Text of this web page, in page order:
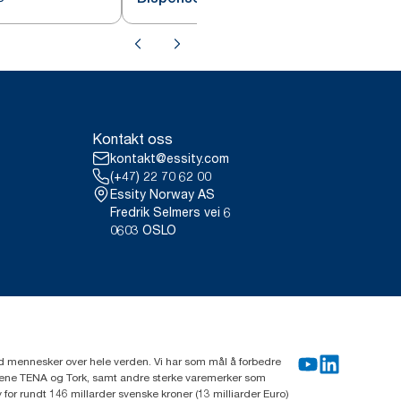
Kontakt oss
kontakt@essity.com
(+47) 22 70 62 00
Essity Norway AS
Fredrik Selmers vei 6
0603 OSLO
over hele verden. Vi har som mål å forbedre
TENA og Tork, samt andre sterke varemerker som
rundt 146 millarder svenske kroner (13 milliarder Euro)